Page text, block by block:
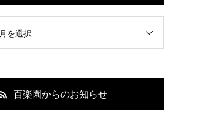
月を選択
百楽園からのお知らせ